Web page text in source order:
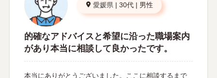
愛媛県 | 30代 | 男性
的確なアドバイスと希望に沿った職場案内
があり本当に相談して良かったです。
本当にありがとうございました。ここに相談するまで